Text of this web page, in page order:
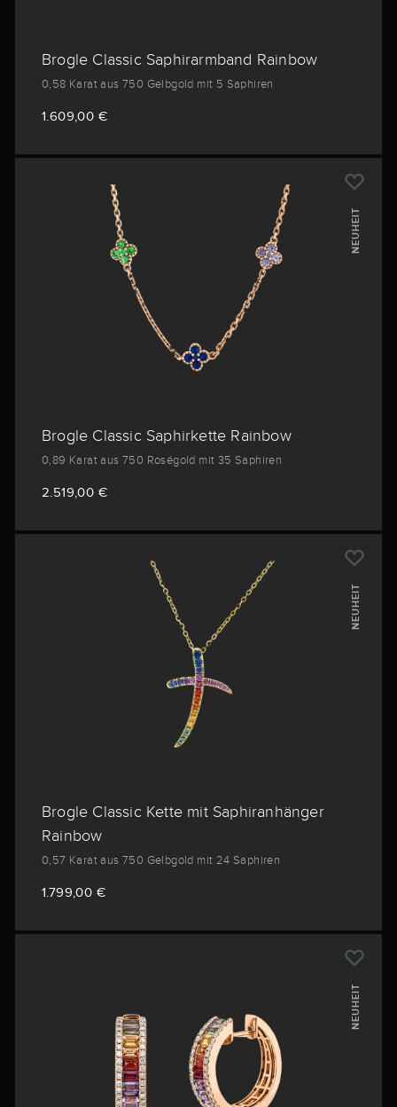
Brogle Classic Saphirarmband Rainbow
0,58 Karat aus 750 Gelbgold mit 5 Saphiren
1.609,00 €
NEUHEIT
Brogle Classic Saphirkette Rainbow
0,89 Karat aus 750 Roségold mit 35 Saphiren
2.519,00 €
NEUHEIT
Brogle Classic Kette mit Saphiranhänger
Rainbow
0,57 Karat aus 750 Gelbgold mit 24 Saphiren
1.799,00 €
NEUHEIT